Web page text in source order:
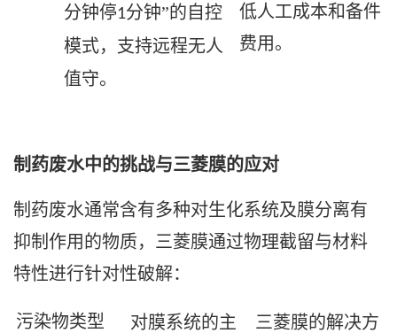
分钟停1分钟”的自控
模式，支持远程无人
值守。
低人工成本和备件
费用。
制药废水中的挑战与三菱膜的应对
制药废水通常含有多种对生化系统及膜分离有
抑制作用的物质，三菱膜通过物理截留与材料
特性进行针对性破解：
污染物类型
对膜系统的主
三菱膜的解决方